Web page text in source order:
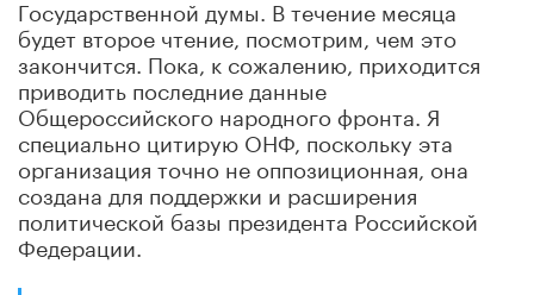
Государственной думы. В течение месяца
будет второе чтение, посмотрим, чем это
закончится. Пока, к сожалению, приходится
приводить последние данные
Общероссийского народного фронта. Я
специально цитирую ОНФ, поскольку эта
организация точно не оппозиционная, она
создана для поддержки и расширения
политической базы президента Российской
Федерации.